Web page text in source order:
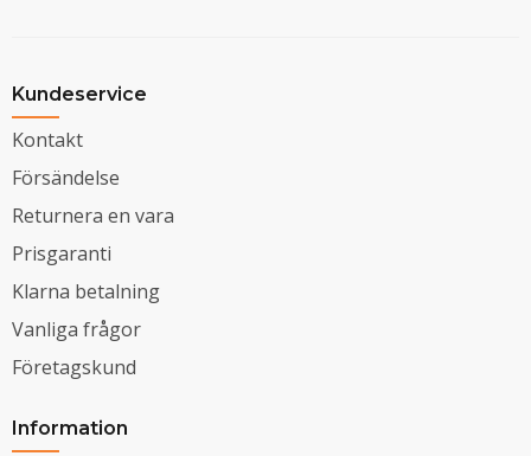
Kundeservice
Kontakt
Försändelse
Returnera en vara
Prisgaranti
Klarna betalning
Vanliga frågor
Företagskund
Information